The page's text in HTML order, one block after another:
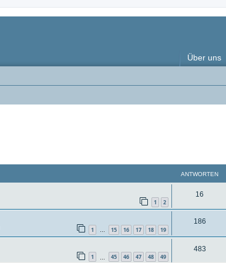
Über uns
ANTWORTEN
1 2
16
n
t
w
1 … 15 16 17 18 19
186A
n
t
1 45 46 47 48 49
483A